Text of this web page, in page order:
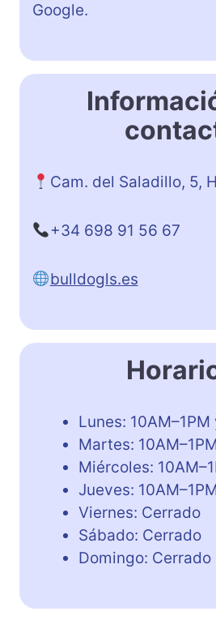
Google.
Cam. del Saladillo, 5,
+34 698 91 56 67
bulldogls.es
Lunes:
Martes:
Miércoles:
Jueves:
Viernes: Cerrado
Sábado: Cerrado
Domingo: Cerrado